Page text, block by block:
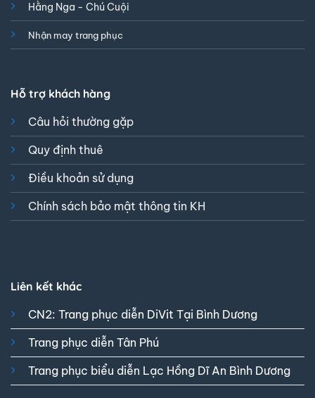
Hằng Nga - Chú Cuội
Nhận may trang phục
Hỗ trợ khách hàng
Câu hỏi thường gặp
Quy định thuê
Điều khoản sử dụng
Chính sách bảo mật thông tin KH
Liên kết khác
CN2: Trang phục diễn DiVit Tại Bình Dương
Trang phục diễn Tân Phú
Trang phục biểu diễn Lạc Hồng Dĩ An Bình Dương